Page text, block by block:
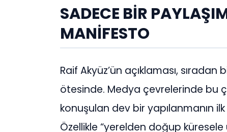
SADECE BİR
MANİFESTO
Raif Akyüz’ün açıklaması,
ötesinde. Medya çevrelerinde bu
konuşulan dev bir yapılanmanın
Özellikle “yerelden doğup